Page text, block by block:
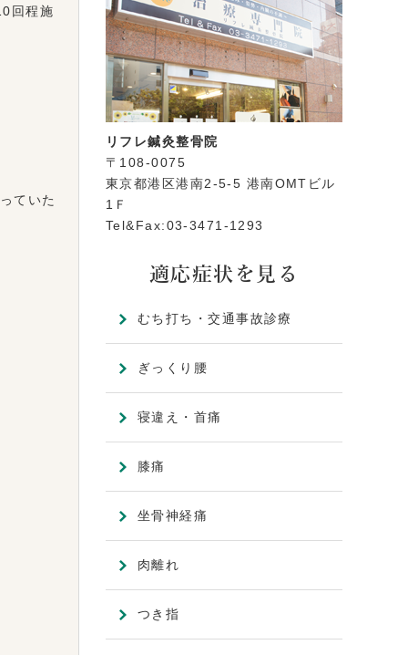
回程施
ていた
リフレ鍼灸整骨院
〒108-0075
東京都港区港南2-5-5 港南OMTビル
1Ｆ
Tel&Fax:03-3471-1293
適応症状を見る
むち打ち・交通事故診療
ぎっくり腰
寝違え・首痛
膝痛
坐骨神経痛
肉離れ
つき指